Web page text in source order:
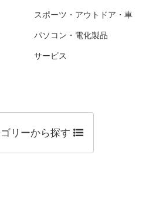
スポーツ・アウトドア・車
パソコン・電化製品
サービス
リーから探す